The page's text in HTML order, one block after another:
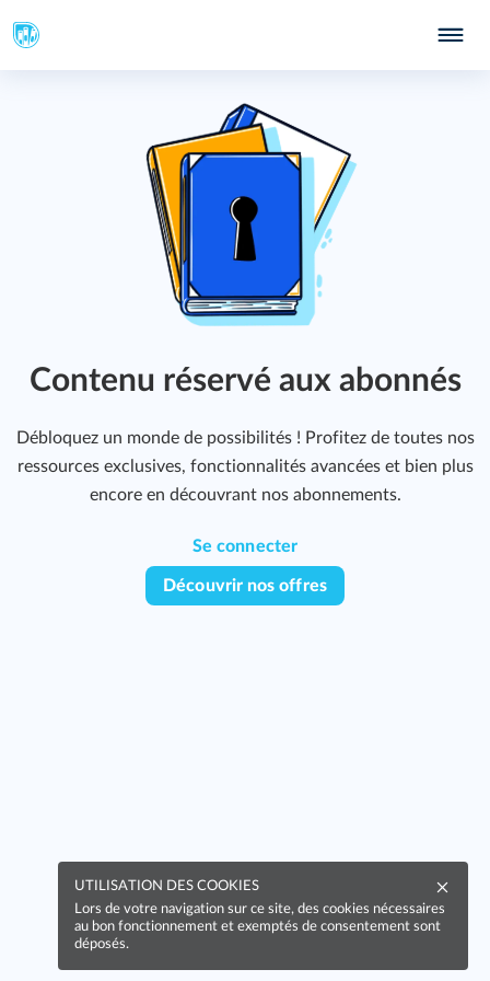
Contenu réservé aux abonnés
Débloquez un monde de possibilités ! Profitez de toutes nos
ressources exclusives, fonctionnalités avancées et bien plus
encore en découvrant nos abonnements.
Se connecter
Découvrir nos offres
UTILISATION DES COOKIES
Lors de votre navigation sur ce site, des cookies nécessaires
au bon fonctionnement et exemptés de consentement sont
déposés.